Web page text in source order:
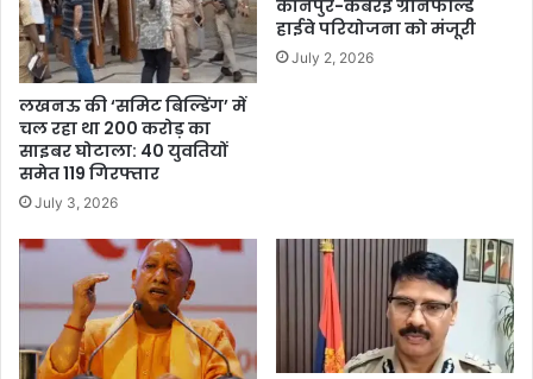
लखनऊ की ‘समिट बिल्डिंग’ में
चल रहा था 200 करोड़ का
साइबर घोटाला: 40 युवतियों
समेत 119 गिरफ्तार
July 3, 2026
कानपुर-कबरई ग्रीनफील्ड
हाईवे परियोजना को मंजूरी
July 2, 2026